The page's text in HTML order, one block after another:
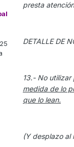
presta
DETALLE DE
13.- No
medida de lo
que lo lean.
(Y desplazo al